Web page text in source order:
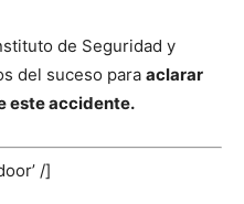
de Seguridad y
del suceso para aclarar
este accidente.
/]